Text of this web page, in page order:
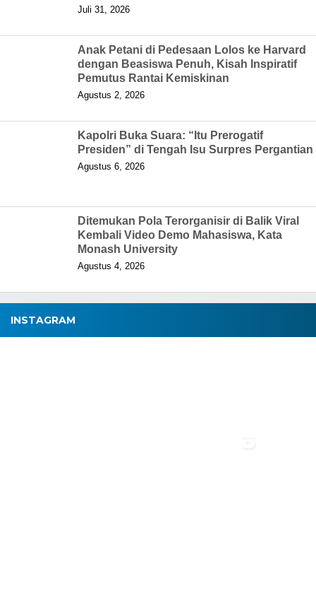
Juli 31, 2026
Anak Petani di Pedesaan Lolos ke Harvard
dengan Beasiswa Penuh, Kisah Inspiratif
Pemutus Rantai Kemiskinan
Agustus 2, 2026
Kapolri Buka Suara: “Itu Prerogatif
Presiden” di Tengah Isu Surpres Pergantian
Agustus 6, 2026
Ditemukan Pola Terorganisir di Balik Viral
Kembali Video Demo Mahasiswa, Kata
Monash University
Agustus 4, 2026
INSTAGRAM